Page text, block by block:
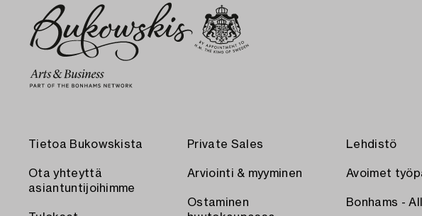
Tietoa Bukowskista
Ota yhteyttä
asiantuntijoihimme
Private Sales
Arviointi & myyminen
Ostaminen
Lehdistö
Avoimet
Bonhams -